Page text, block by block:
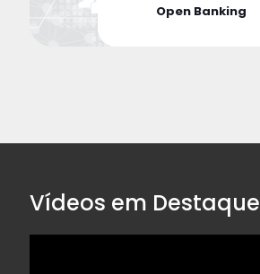
Open Banking
Vídeos em Destaque